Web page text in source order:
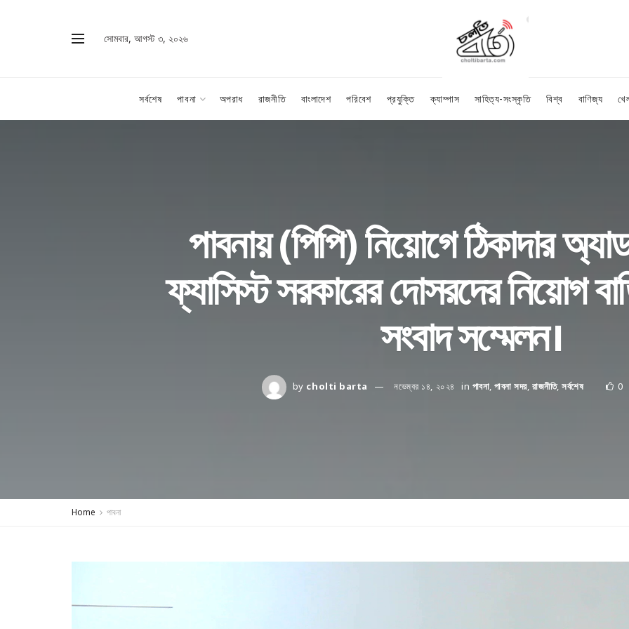
সোমবার, আগস্ট ৩, ২০২৬
সর্বশেষ পাবনা অপরাধ রাজনীতি বাংলাদেশ পরিবেশ প্রযুক্তি ক্যাম্পাস সাহিত্য-সংস্কৃতি বিশ্ব বাণিজ্য
পাবনায় (পিপি) নিয়োগে ঠিকাদার
ফ্যাসিস্ট সরকারের দোসরদের নিয়োগ
সংবাদ সম্মেলন।
by cholti barta নভেম্বর ১৪, ২০২৪ in পাবনা,পাবনা সদর,রাজনীতি,সর্বশেষ 0
Home পাবনা